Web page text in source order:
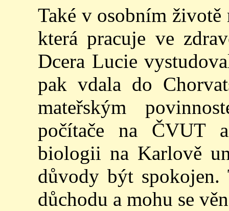
Také v osobním
která pracuje ve
Dcera Lucie
pak vdala do
mateřským
počítače na ČVUT
biologii na Karlově
důvody být spokojen.
důchodu a mohu se